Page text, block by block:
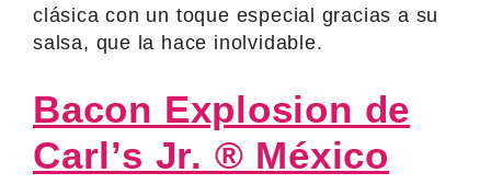
clásica con un toque especial gracias a su
salsa, que la hace inolvidable.
Bacon Explosion de
Carl’s Jr. ® México